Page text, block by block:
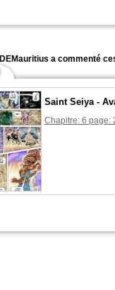
DEMauritius a commenté
Saint Seiya -
Chapitre: 6 page: